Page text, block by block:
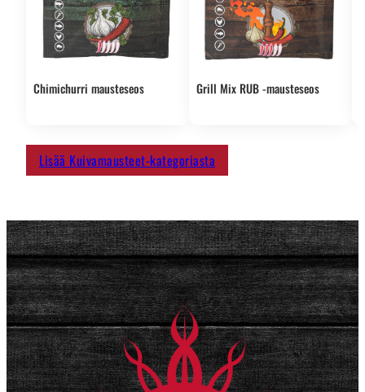
Chimichurri mausteseos Grill Mix RUB -mausteseos
Lisää Kuivamausteet-kategoriasta